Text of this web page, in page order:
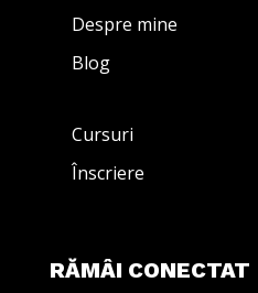
Despre mine
Blog
Cursuri
Înscriere
RĂMÂI CONECTAT